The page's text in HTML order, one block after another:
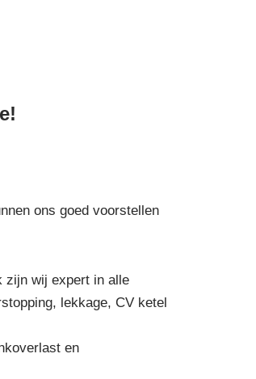
ons goed voorstellen
zijn wij expert in alle
lekkage, CV ketel
en